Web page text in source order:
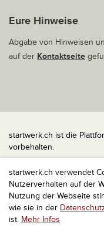
startwerk.ch verwendet
Nutzerverhalten auf der
Nutzung der Webseite
wie sie in der
ist. Mehr Infos
Eure Hinweise
Abgabe von Hinweisen
auf der Kontaktseite
startwerk.ch ist die
vorbehalten.
Impressum
Kontakt
nach oben